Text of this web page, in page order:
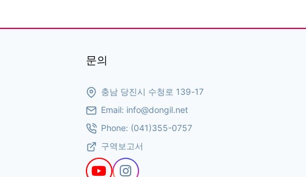
문의
충남 당진시 수청로 139-17
Email: info@dongil.net
Phone: (041)355-0757
구역보고서